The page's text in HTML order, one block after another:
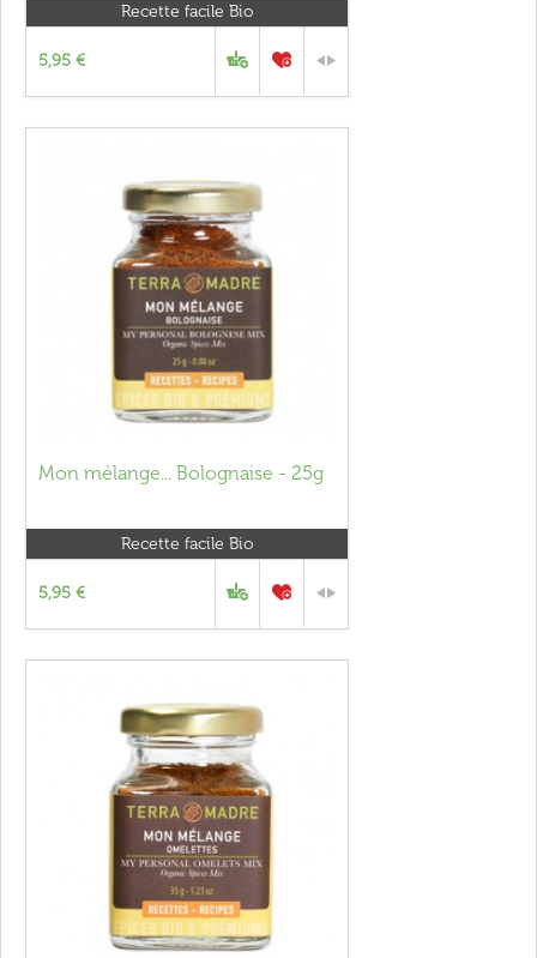
Recette facile Bio
5,95 €
Mon mélange... Bolognaise - 25g
Recette facile Bio
5,95 €